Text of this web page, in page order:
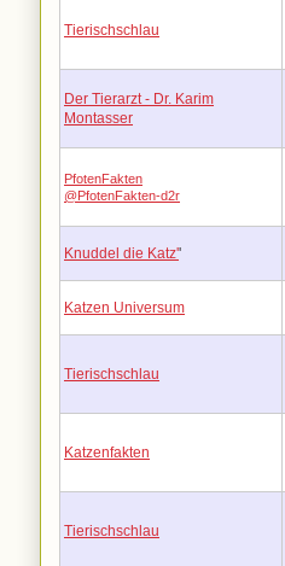
Tierischschlau
Der Tierarzt - Dr. Karim
Montasser
PfotenFakten
@PfotenFakten-d2r
Knuddel die Katz''
Katzen Universum
Tierischschlau
Katzenfakten
Tierischschlau